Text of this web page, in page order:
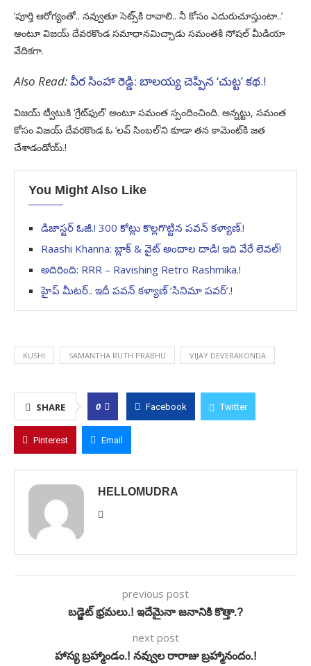
‘పూర్తి ఆరోగ్యంతో.. నవ్వుతూ సెట్స్‌కి రావాలి.. నీ కోసం ఎదురుచూస్తుంటా..’
అంటూ విజయ్ దేవరకొండ సమాధానమిచ్చాడు సమంతకి సోషల్ మీడియా
వేదికగా.
Also Read:వీర సింహా రెడ్డి: బాలయ్య చెప్పిన ‘చుట్ట’ కథ.!
విజయ్ ట్వీటుకి ‘గ్రేట్‌ఫుల్’ అంటూ సమంత స్పందించింది. అన్నట్టు, సమంత
కోసం విజయ్ దేవరకొండ ఓ ‘లవ్ సింబల్’ని కూడా తన కామెంట్‌కి జత
చేశాడండోయ్.!
You Might Also Like
డిజాస్టర్ ఓజీ.! 300 కోట్లు కొల్లగొట్టిన పవన్ కళ్యాణ్.!
Raashi Khanna: బ్లాక్ & వైట్ అందాల దాడి! ఇది వేరే లెవల్!
అదిరింది: RRR – Ravishing Retro Rashmika.!
హైప్ మీటర్.. ఇదీ పవన్ కళ్యాణ్ ‘సినిమా పవర్’.!
KUSHI SAMANTHA RUTH PRABHU VIJAY DEVERAKONDA
SHARE 0 Facebook Twitter
Pinterest Email
HELLOMUDRA
previous post
బడ్జెట్ భ్రమలు.! ఇదేమైనా జనానికి కొత్తా.?
next post
హాస్య బ్రహ్మాండం.! నవ్వుల రారాజు బ్రహ్మానందం.!